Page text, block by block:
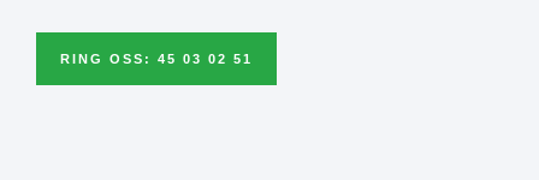
RING OSS: 45 03 02 51